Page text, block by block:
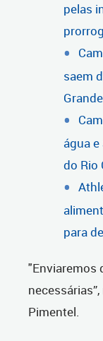
pelas
saem
água
do Rio
para
"Enviaremos
Pimentel.